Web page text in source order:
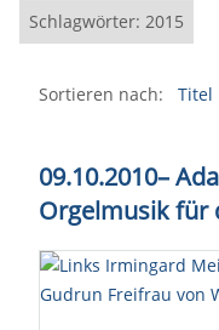
Schlagwörter: 2015
Sortieren nach: Titel
09.10.2010–
Orgelmusik für